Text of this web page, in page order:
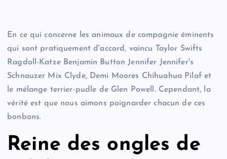
En ce qui concerne les animaux de compagnie éminents
qui sont pratiquement d'accord, vaincu Taylor Swifts
Ragdoll-Katze Benjamin Button Jennifer Jennifer's
Schnauzer Mix Clyde, Demi Moores Chihuahua Pilaf et
le mélange terrier-pudle de Glen Powell. Cependant, la
vérité est que nous aimons poignarder chacun de ces
bonbons.
Reine des ongles de